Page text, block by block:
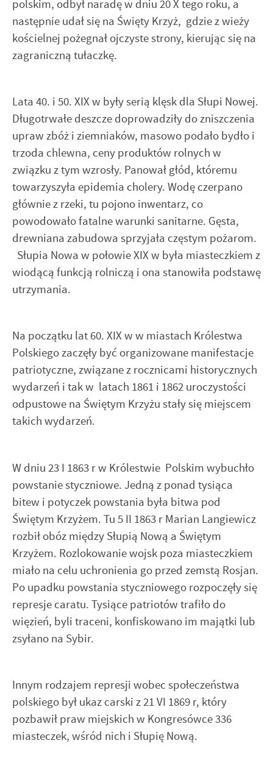
polskim, odbył naradę w dniu 20 X tego roku, a
następnie udał się na Święty Krzyż, gdzie z wieży
kościelnej pożegnał ojczyste strony, kierując się na
zagraniczną tułaczkę.
Lata 40. i 50. XIX w były serią klęsk dla Słupi Nowej.
Długotrwałe deszcze doprowadziły do zniszczenia
upraw zbóż i ziemniaków, masowo podało bydło i
trzoda chlewna, ceny produktów rolnych w
związku z tym wzrosły. Panował głód, któremu
towarzyszyła epidemia cholery. Wodę czerpano
głównie z rzeki, tu pojono inwentarz, co
powodowało fatalne warunki sanitarne. Gęsta,
drewniana zabudowa sprzyjała częstym pożarom.
Słupia Nowa w połowie XIX w była miasteczkiem z
wiodącą funkcją rolniczą i ona stanowiła podstawę
utrzymania.
Na początku lat 60. XIX w w miastach Królestwa
Polskiego zaczęły być organizowane manifestacje
patriotyczne, związane z rocznicami historycznych
wydarzeń i tak w latach 1861 i 1862 uroczystości
odpustowe na Świętym Krzyżu stały się miejscem
takich wydarzeń.
W dniu 23 I 1863 r w Królestwie Polskim wybuchło
powstanie styczniowe. Jedną z ponad tysiąca
bitew i potyczek powstania była bitwa pod
Świętym Krzyżem. Tu 5 II 1863 r Marian Langiewicz
rozbił obóz między Słupią Nową a Świętym
Krzyżem. Rozlokowanie wojsk poza miasteczkiem
miało na celu uchronienia go przed zemstą Rosjan.
Po upadku powstania styczniowego rozpoczęły się
represje caratu. Tysiące patriotów trafiło do
więzień, byli traceni, konfiskowano im majątki lub
zsyłano na Sybir.
Innym rodzajem represji wobec społeczeństwa
polskiego był ukaz carski z 21 VI 1869 r, który
pozbawił praw miejskich w Kongresówce 336
miasteczek, wśród nich i Słupię Nową.